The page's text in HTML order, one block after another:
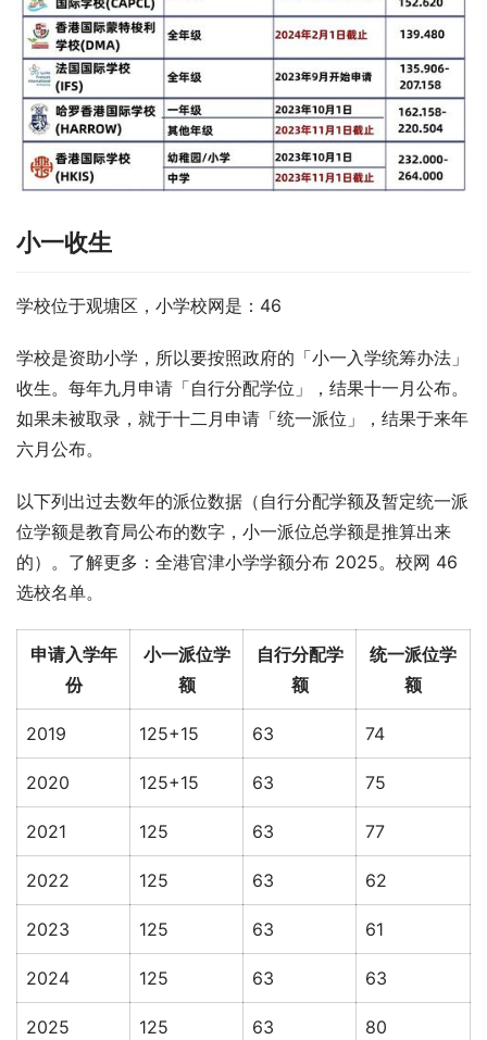
小一收生
学校位于观塘区，小学校网是：46
学校是资助小学，所以要按照政府的「小一入学统筹办法」
收生。每年九月申请「自行分配学位」，结果十一月公布。
如果未被取录，就于十二月申请「统一派位」，结果于来年
六月公布。
以下列出过去数年的派位数据（自行分配学额及暂定统一派
位学额是教育局公布的数字，小一派位总学额是推算出来
的）。了解更多：全港官津小学学额分布 2025。校网 46
选校名单。
申请入学年
份
小一派位学
额
自行分配学
额
统一派位学
额
2019 125+15 63 74
2020 125+15 63 75
2021 125 63 77
2022 125 63 62
2023 125 63 61
2024 125 63 63
2025 125 63 80